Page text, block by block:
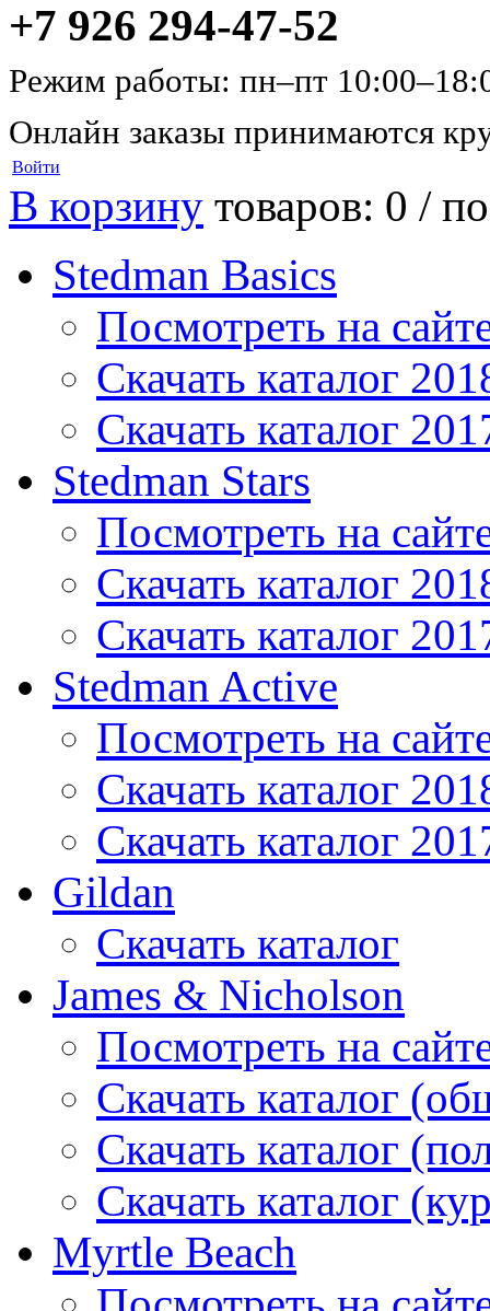
+7 926 294-47-52
Режим работы: пн–пт
Онлайн заказы принимаются
Войти
В корзину товаров: 0 /
Stedman Basics
Посмотреть на
Скачать каталог
Скачать каталог
Stedman Stars
Посмотреть на
Скачать каталог
Скачать каталог
Stedman Active
Посмотреть на
Скачать каталог
Скачать каталог
Gildan
Скачать каталог
James & Nicholson
Посмотреть на
Скачать каталог
Скачать каталог
Скачать каталог
Myrtle Beach